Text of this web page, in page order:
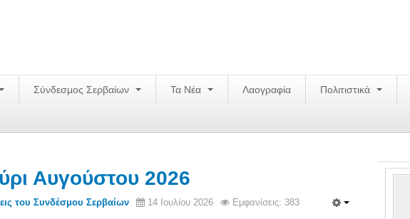
Σύνδεσμος Σερβαίων Τα Νέα Λαογραφία Πολιτιστικά
Αυγούστου 2026
του Συνδέσμου Σερβαίων 14 Ιουλίου 2026 Εμφανίσεις: 383